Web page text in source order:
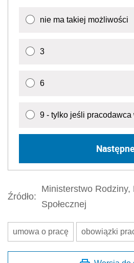
nie ma takiej możliwości
3
6
9 - tylko jeśli
Następne
Źródło:
Ministerstwo Rodziny,
Społecznej
umowa o pracę obowiązki